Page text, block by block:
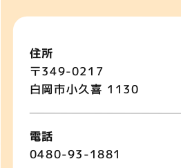
住所
〒349-0217
白岡市小久喜 1130
電話
0480-93-1881